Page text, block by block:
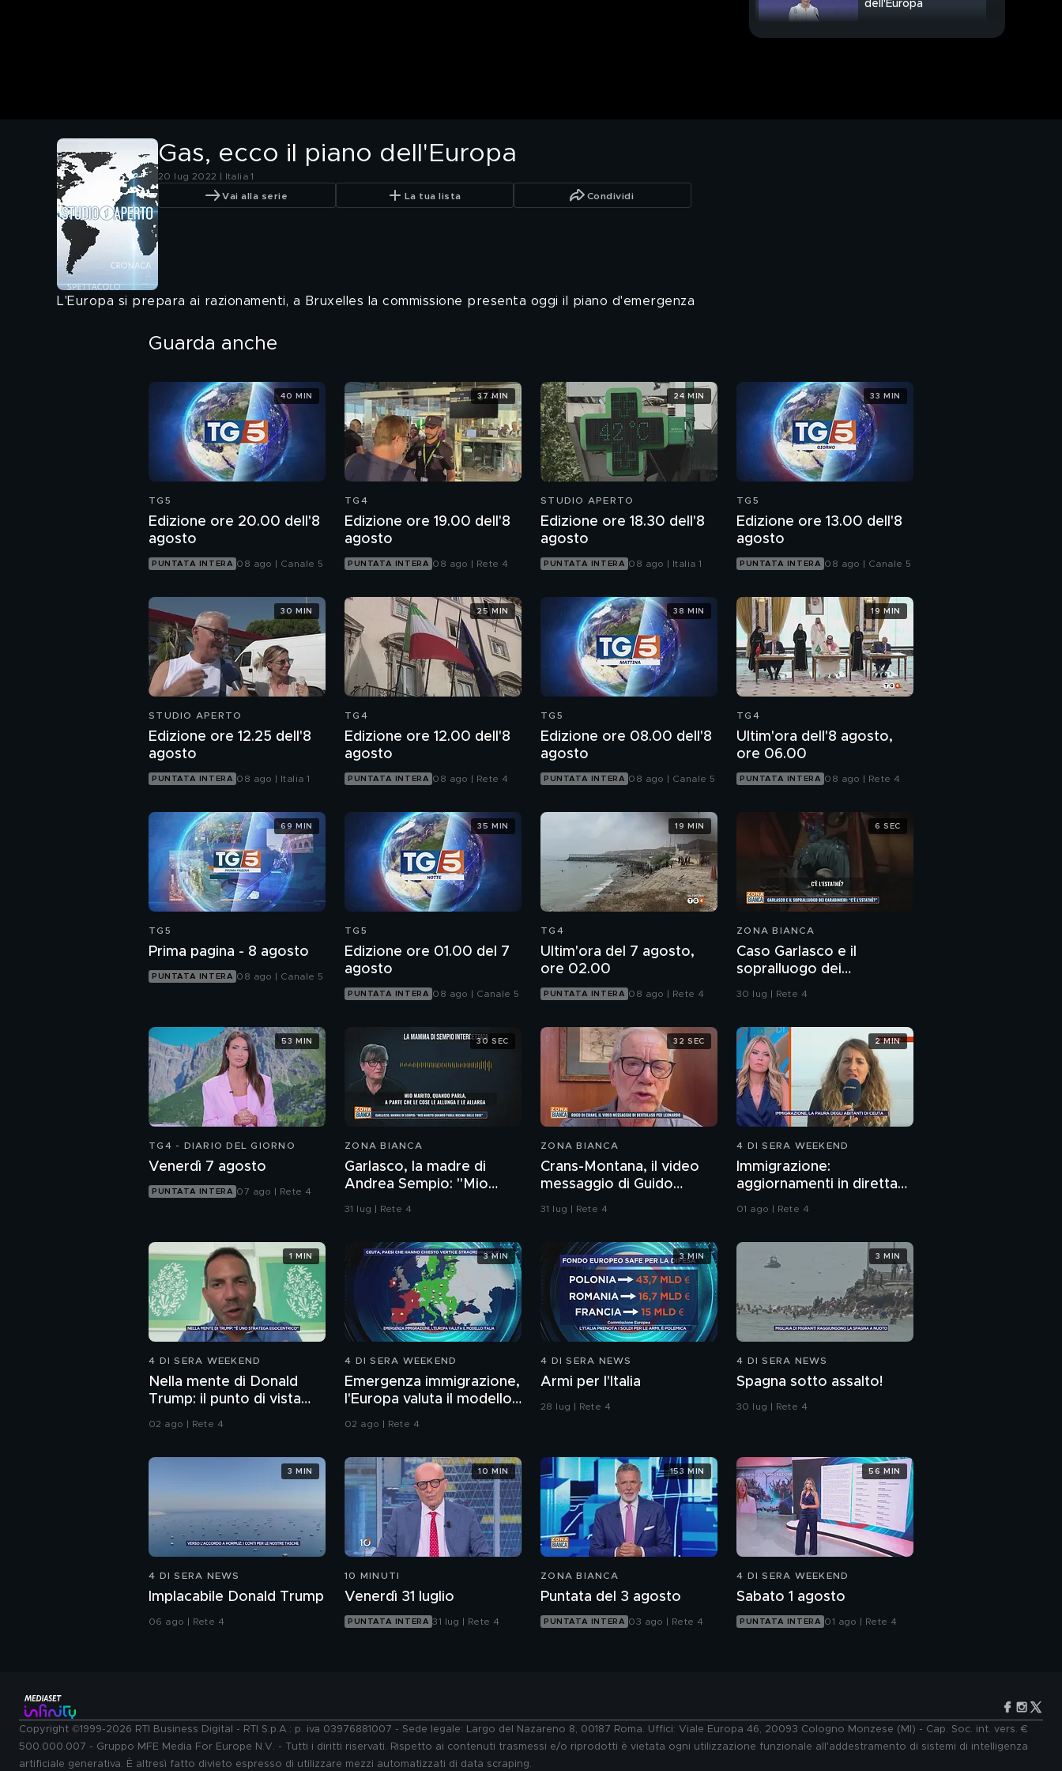
dell'Europa
Gas, ecco il piano dell'Europa
20 lug 2022 | Italia 1
Vai alla serie La tua lista Condividi
L'Europa si prepara ai razionamenti, a Bruxelles la commissione presenta oggi il piano d'emergenza
Guarda anche
TG5
Edizione ore 20.00 dell'8
agosto
PUNTATA INTERA 08 ago | Canale 5
40 MIN
TG4
Edizione ore 19.00 dell'8
agosto
PUNTATA INTERA 08 ago | Rete 4
37 MIN
STUDIO APERTO
Edizione ore 18.30 dell'8
agosto
PUNTATA INTERA 08 ago | Italia 1
24 MIN
TG5
Edizione ore 13.00 dell'8
agosto
PUNTATA INTERA 08 ago | Canale 5
33 MIN
STUDIO APERTO
Edizione ore 12.25 dell'8
agosto
PUNTATA INTERA 08 ago | Italia 1
30 MIN
TG4
Edizione ore 12.00 dell'8
agosto
PUNTATA INTERA 08 ago | Rete 4
25 MIN
TG5
Edizione ore 08.00 dell'8
agosto
PUNTATA INTERA 08 ago | Canale 5
38 MIN
TG4
Ultim'ora dell'8 agosto,
ore 06.00
PUNTATA INTERA 08 ago | Rete 4
19 MIN
TG5
Prima pagina - 8 agosto
PUNTATA INTERA 08 ago | Canale 5
69 MIN
TG5
Edizione ore 01.00 del 7
agosto
PUNTATA INTERA 08 ago | Canale 5
35 MIN
TG4
Ultim'ora del 7 agosto,
ore 02.00
PUNTATA INTERA 08 ago | Rete 4
19 MIN
ZONA BIANCA
Caso Garlasco e il
sopralluogo dei
Carabinieri
30 lug | Rete 4
6 SEC
TG4 - DIARIO DEL GIORNO
Venerdì 7 agosto
PUNTATA INTERA 07 ago | Rete 4
53 MIN
ZONA BIANCA
Garlasco, la madre di
Andrea Sempio: "Mio
marito quando parla
31 lug | Rete 4
30 SEC
ZONA BIANCA
Crans-Montana, il video
messaggio di Guido
Bertolaso per Leonardo
31 lug | Rete 4
32 SEC
4 DI SERA WEEKEND
Immigrazione:
aggiornamenti in diretta
da Ceuta
01 ago | Rete 4
2 MIN
4 DI SERA WEEKEND
Nella mente di Donald
Trump: il punto di vista
dello psichiatra Leonardo
02 ago | Rete 4
1 MIN
4 DI SERA WEEKEND
Emergenza immigrazione,
l'Europa valuta il modello
02 ago | Rete 4
3 MIN
4 DI SERA NEWS
Armi per l'Italia
28 lug | Rete 4
3 MIN
4 DI SERA NEWS
Spagna sotto assalto!
30 lug | Rete 4
3 MIN
4 DI SERA NEWS
Implacabile Donald Trump
06 ago | Rete 4
3 MIN
10 MINUTI
Venerdì 31 luglio
PUNTATA INTERA 31 lug | Rete 4
10 MIN
ZONA BIANCA
Puntata del 3 agosto
PUNTATA INTERA 03 ago | Rete 4
153 MIN
4 DI SERA WEEKEND
Sabato 1 agosto
PUNTATA INTERA 01 ago | Rete 4
56 MIN
Copyright ©1999-2026 RTI Business Digital - RTI S.p.A.: p. iva 03976881007 - Sede legale: Largo del Nazareno 8, 00187 Roma. Uffici: Viale Europa 46, 20093 Cologno Monzese (MI) - Cap. Soc. int. vers. €
500.000.007 - Gruppo MFE Media For Europe N.V. - Tutti i diritti riservati. Rispetto ai contenuti trasmessi e/o riprodotti è vietata ogni utilizzazione funzionale all'addestramento di sistemi di intelligenza
artificiale generativa. È altresì fatto divieto espresso di utilizzare mezzi automatizzati di data scraping.